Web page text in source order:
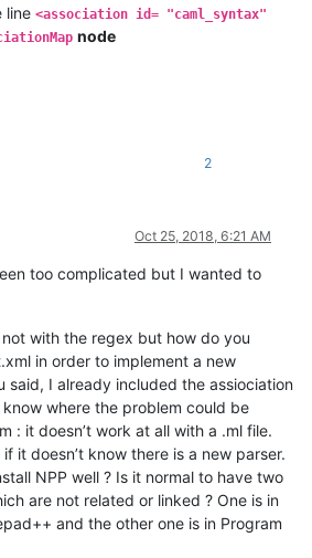
<nameExpr
line <association id= "caml_syntax"
node
2
Oct 25, 2018, 6:21 AM
too complicated but I wanted to
with the regex but how do you
in order to implement a new
said, I already included the assiociation
know where the problem could be
: it doesn’t work at all with a .ml file.
it doesn’t know there is a new parser.
NPP well ? Is it normal to have two
are not related or linked ? One is in
and the other one is in Program